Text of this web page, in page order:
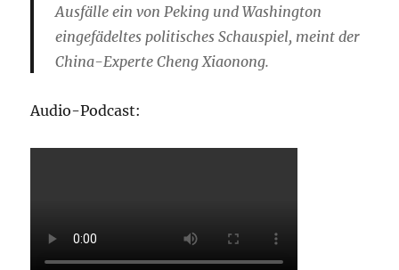
Ausfälle ein von Peking und Washington
eingefädeltes politisches Schauspiel, meint der
China-Experte Cheng Xiaonong.
Audio-Podcast: